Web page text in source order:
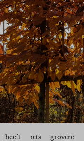
heeft iets grovere